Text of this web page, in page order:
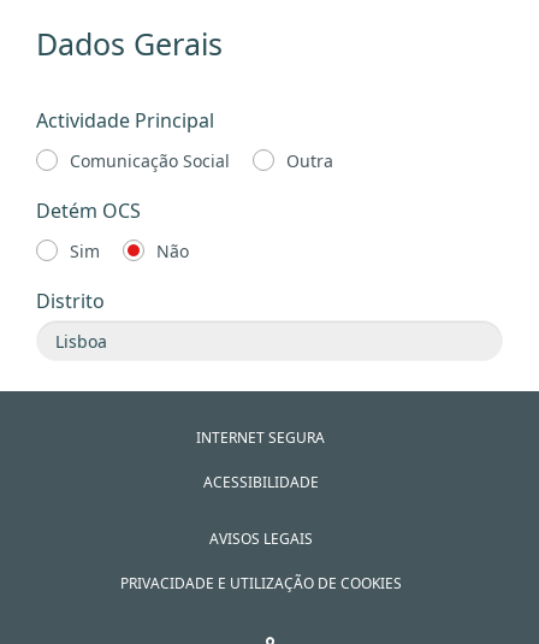
Dados Gerais
Actividade Principal
Comunicação Social Outra
Detém OCS
Sim Não
Distrito
INTERNET SEGURA
ACESSIBILIDADE
AVISOS LEGAIS
PRIVACIDADE E UTILIZAÇÃO DE COOKIES